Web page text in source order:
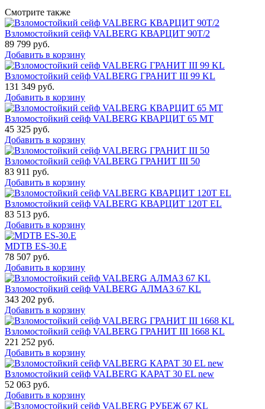
Смотрите также
Взломостойкий сейф VALBERG КВАРЦИТ 90Т/2
89 799 руб.
Добавить в корзину
Взломостойкий сейф VALBERG ГРАНИТ III 99 KL
131 349 руб.
Добавить в корзину
Взломостойкий сейф VALBERG КВАРЦИТ 65 МТ
45 325 руб.
Добавить в корзину
Взломостойкий сейф VALBERG ГРАНИТ III 50
83 911 руб.
Добавить в корзину
Взломостойкий сейф VALBERG КВАРЦИТ 120Т EL
83 513 руб.
Добавить в корзину
MDTB ES-30.Е
78 507 руб.
Добавить в корзину
Взломостойкий сейф VALBERG АЛМАЗ 67 KL
343 202 руб.
Добавить в корзину
Взломостойкий сейф VALBERG ГРАНИТ III 1668 KL
221 252 руб.
Добавить в корзину
Взломостойкий сейф VALBERG КАРАТ 30 EL new
52 063 руб.
Добавить в корзину